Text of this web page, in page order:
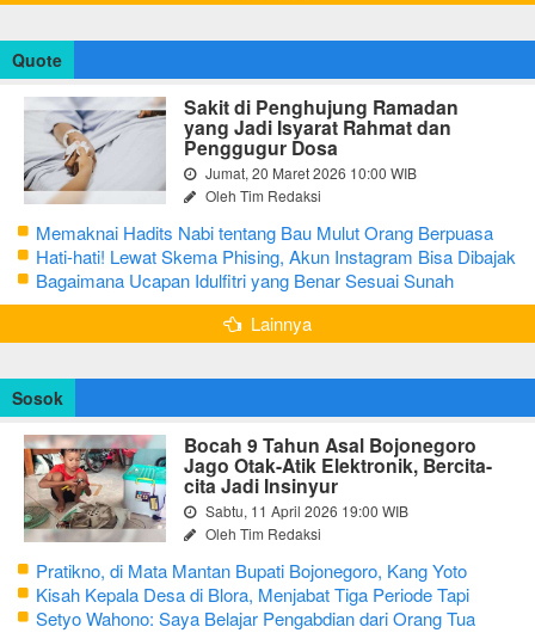
Quote
Sakit di Penghujung Ramadan
yang Jadi Isyarat Rahmat dan
Penggugur Dosa
Jumat, 20 Maret 2026 10:00 WIB
Oleh Tim Redaksi
Memaknai Hadits Nabi tentang Bau Mulut Orang Berpuasa
Secara Bijak Agar Tidak Menggangu
Hati-hati! Lewat Skema Phising, Akun Instagram Bisa Dibajak
Kurang dari 3 Menit
Bagaimana Ucapan Idulfitri yang Benar Sesuai Sunah
Rasulullah
Lainnya
Sosok
Bocah 9 Tahun Asal Bojonegoro
Jago Otak-Atik Elektronik, Bercita-
cita Jadi Insinyur
Sabtu, 11 April 2026 19:00 WIB
Oleh Tim Redaksi
Pratikno, di Mata Mantan Bupati Bojonegoro, Kang Yoto
Kisah Kepala Desa di Blora, Menjabat Tiga Periode Tapi
Masih Hidup Sederhana
Setyo Wahono: Saya Belajar Pengabdian dari Orang Tua